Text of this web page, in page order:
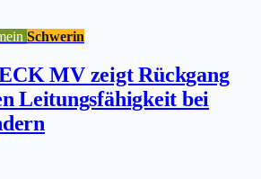
Schwerin
MV zeigt Rückgang
Leitungsfähigkeit bei